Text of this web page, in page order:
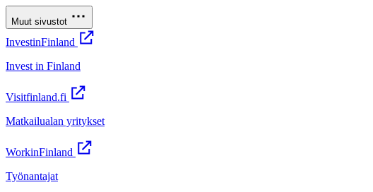
Muut sivustot
InvestinFinland
Invest in Finland
Visitfinland.fi
Matkailualan yritykset
WorkinFinland
Työnantajat